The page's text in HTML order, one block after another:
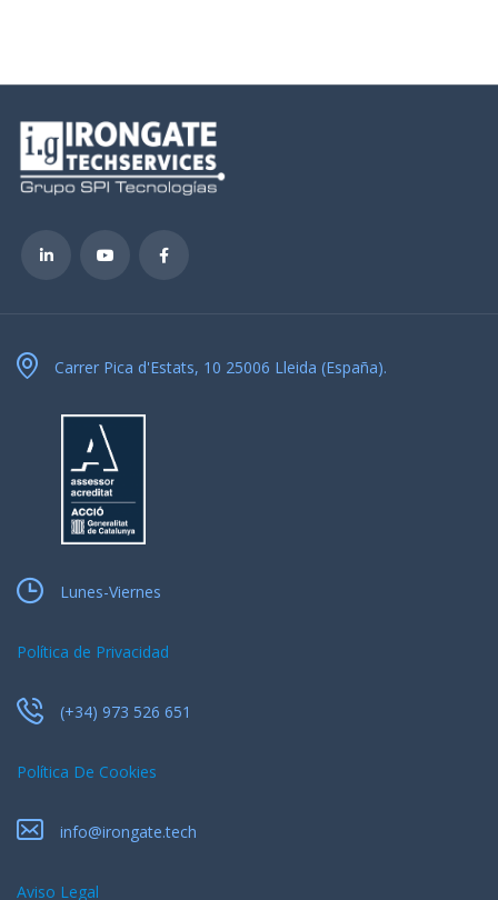
Carrer Pica d'Estats, 10 25006 Lleida (España).
Lunes-Viernes
Política de Privacidad
(+34) 973 526 651
Política De Cookies
info@irongate.tech
Aviso Legal